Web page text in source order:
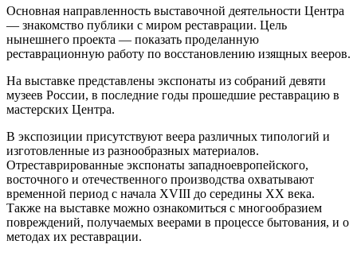
Основная направленность выставочной деятельности Центра
— знакомство публики с миром реставрации. Цель
нынешнего проекта — показать проделанную
реставрационную работу по восстановлению изящных вееров.
На выставке представлены экспонаты из собраний девяти
музеев России, в последние годы прошедшие реставрацию в
мастерских Центра.
В экспозиции присутствуют веера различных типологий и
изготовленные из разнообразных материалов.
Отреставрированные экспонаты западноевропейского,
восточного и отечественного производства охватывают
временной период с начала XVIII до середины XX века.
Также на выставке можно ознакомиться с многообразием
повреждений, получаемых веерами в процессе бытования, и о
методах их реставрации.